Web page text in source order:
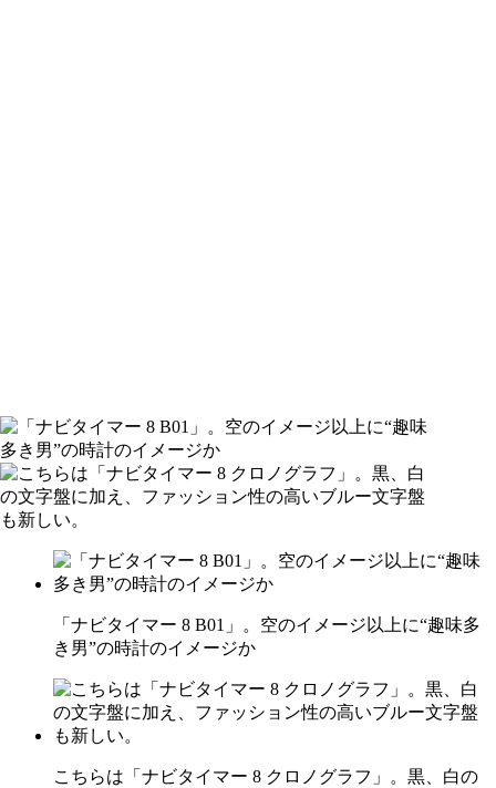
「ナビタイマー 8 B01」。空のイメージ以上に“趣味多
き男”の時計のイメージか
こちらは「ナビタイマー 8 クロノグラフ」。黒、白の